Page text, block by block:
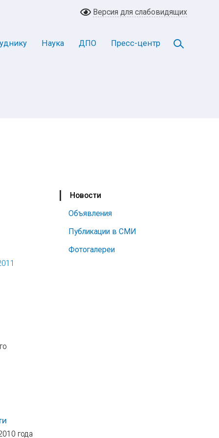
Версия для слабовидящих
Наука ДПО Пресс-центр
Новости
Объявления
Публикации в СМИ
Фотогалереи
года